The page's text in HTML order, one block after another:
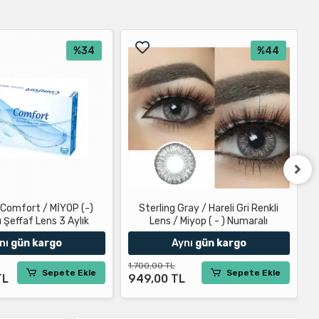
%34
/ MİYOP (-)
Şeffaf Lens 3 Aylık
gün kargo
Sepete Ekle
%44
Sterling Gray / Hareli Gri Renkli
Lens / Miyop ( - ) Numaralı
Aynı gün kargo
1.700,00 TL
949,00 TL Sepete Ekle